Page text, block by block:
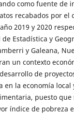
como fuente de
recabados por el
2019 y 2020
Estadística y
y Galeana,
un contexto
de
en la economía local
puesto que
índice de pobreza